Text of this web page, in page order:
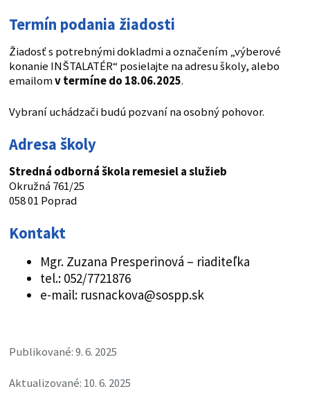
Termín podania žiadosti
Žiadosť s potrebnými dokladmi a označením „výberové
konanie INŠTALATÉR“ posielajte na adresu školy, alebo
emailomv termíne do 18.06.2025.
Vybraní uchádzači budú pozvaní na osobný pohovor.
Adresa školy
Stredná odborná škola remesiel a služieb
Okružná 761/25
058 01 Poprad
Kontakt
Mgr. Zuzana Presperinová – riaditeľka
tel.: 052/7721876
e-mail: rusnackova@sospp.sk
Publikované: 9. 6. 2025
Aktualizované: 10. 6. 2025